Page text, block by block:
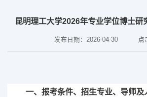
昆明理工大学2026年专业学位博士研
发布日期：2026-04-30 点
一、 报考条件、 招生专业、 导师及